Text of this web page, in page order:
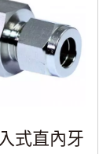
式直內牙